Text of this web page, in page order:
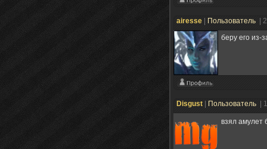
airesse | Пользователь |
беру его из-
Disgust | Пользователь |
взял